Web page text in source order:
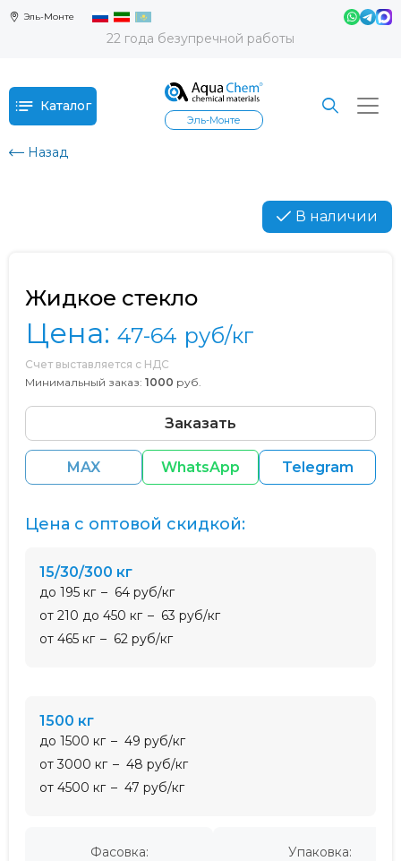
Эль-Монте
22 года безупречной работы
Каталог
Эль-Монте
Назад
В наличии
Жидкое стекло
Цена: 47-64 руб/кг
Счет выставляется с НДС
Минимальный заказ: 1000 руб.
Заказать
MAX WhatsApp Telegram
Фасовка:
Упаковка:
Цена с оптовой скидкой:
15/30/300 кг
до 195 кг
64 руб/кг
от 210 до 450 кг
63 руб/кг
от 465 кг
62 руб/кг
1500 кг
до 1500 кг
49 руб/кг
от 3000 кг
48 руб/кг
от 4500 кг
47 руб/кг